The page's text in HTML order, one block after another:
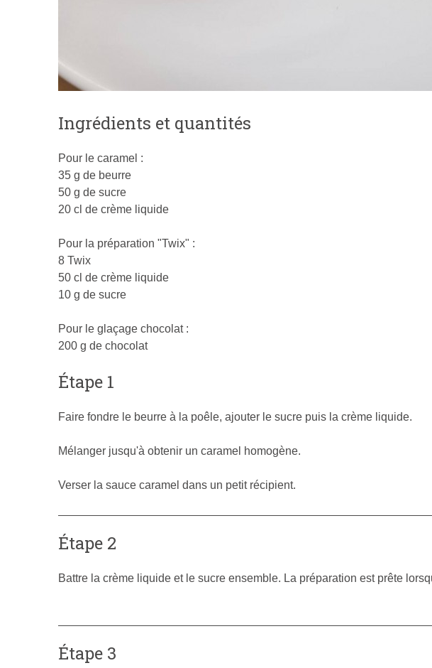
Ingrédients et quantités
Pour le caramel :
35 g de beurre
50 g de sucre
20 cl de crème liquide
Pour la préparation "Twix" :
8 Twix
50 cl de crème liquide
10 g de sucre
Pour le glaçage chocolat :
200 g de chocolat
Étape 1
Faire fondre le beurre à la poêle, ajouter le sucre puis la crème liquide.
Mélanger jusqu'à obtenir un caramel homogène.
Verser la sauce caramel dans un petit récipient.
Étape 2
Battre la crème liquide et le sucre ensemble. La préparation est prête
Étape 3